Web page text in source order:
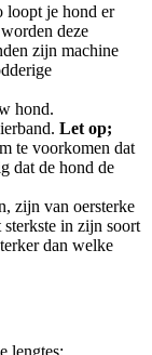
loopt je hond er
deze
zijn machine
hond.
Let op;
te voorkomen dat
dat de hond de
zijn van oersterke
in zijn soort
dan welke
lengtes: